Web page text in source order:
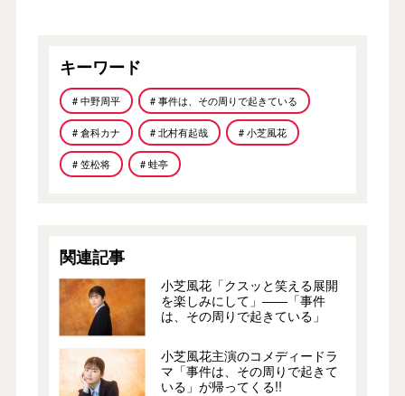
キーワード
# 中野周平 # 事件は、その周りで起きている
# 倉科カナ # 北村有起哉 # 小芝風花
# 笠松将 # 蛙亭
関連記事
小芝風花「クスッと笑える展開
を楽しみにして」――「事件
は、その周りで起きている」
小芝風花主演のコメディードラ
マ「事件は、その周りで起きて
いる」が帰ってくる!!